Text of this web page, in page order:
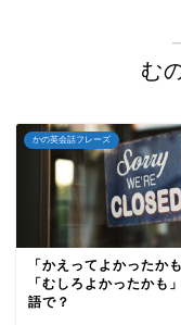
む
かの英会話フレーズ
「かえってよかったかも
「むしろよかったかも
語で？